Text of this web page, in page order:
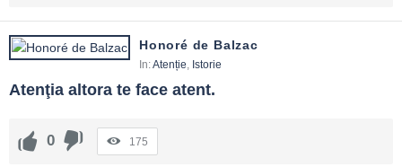
Honoré de Balzac
In:Atenție, Istorie
Atenţia altora te face atent.
0 175